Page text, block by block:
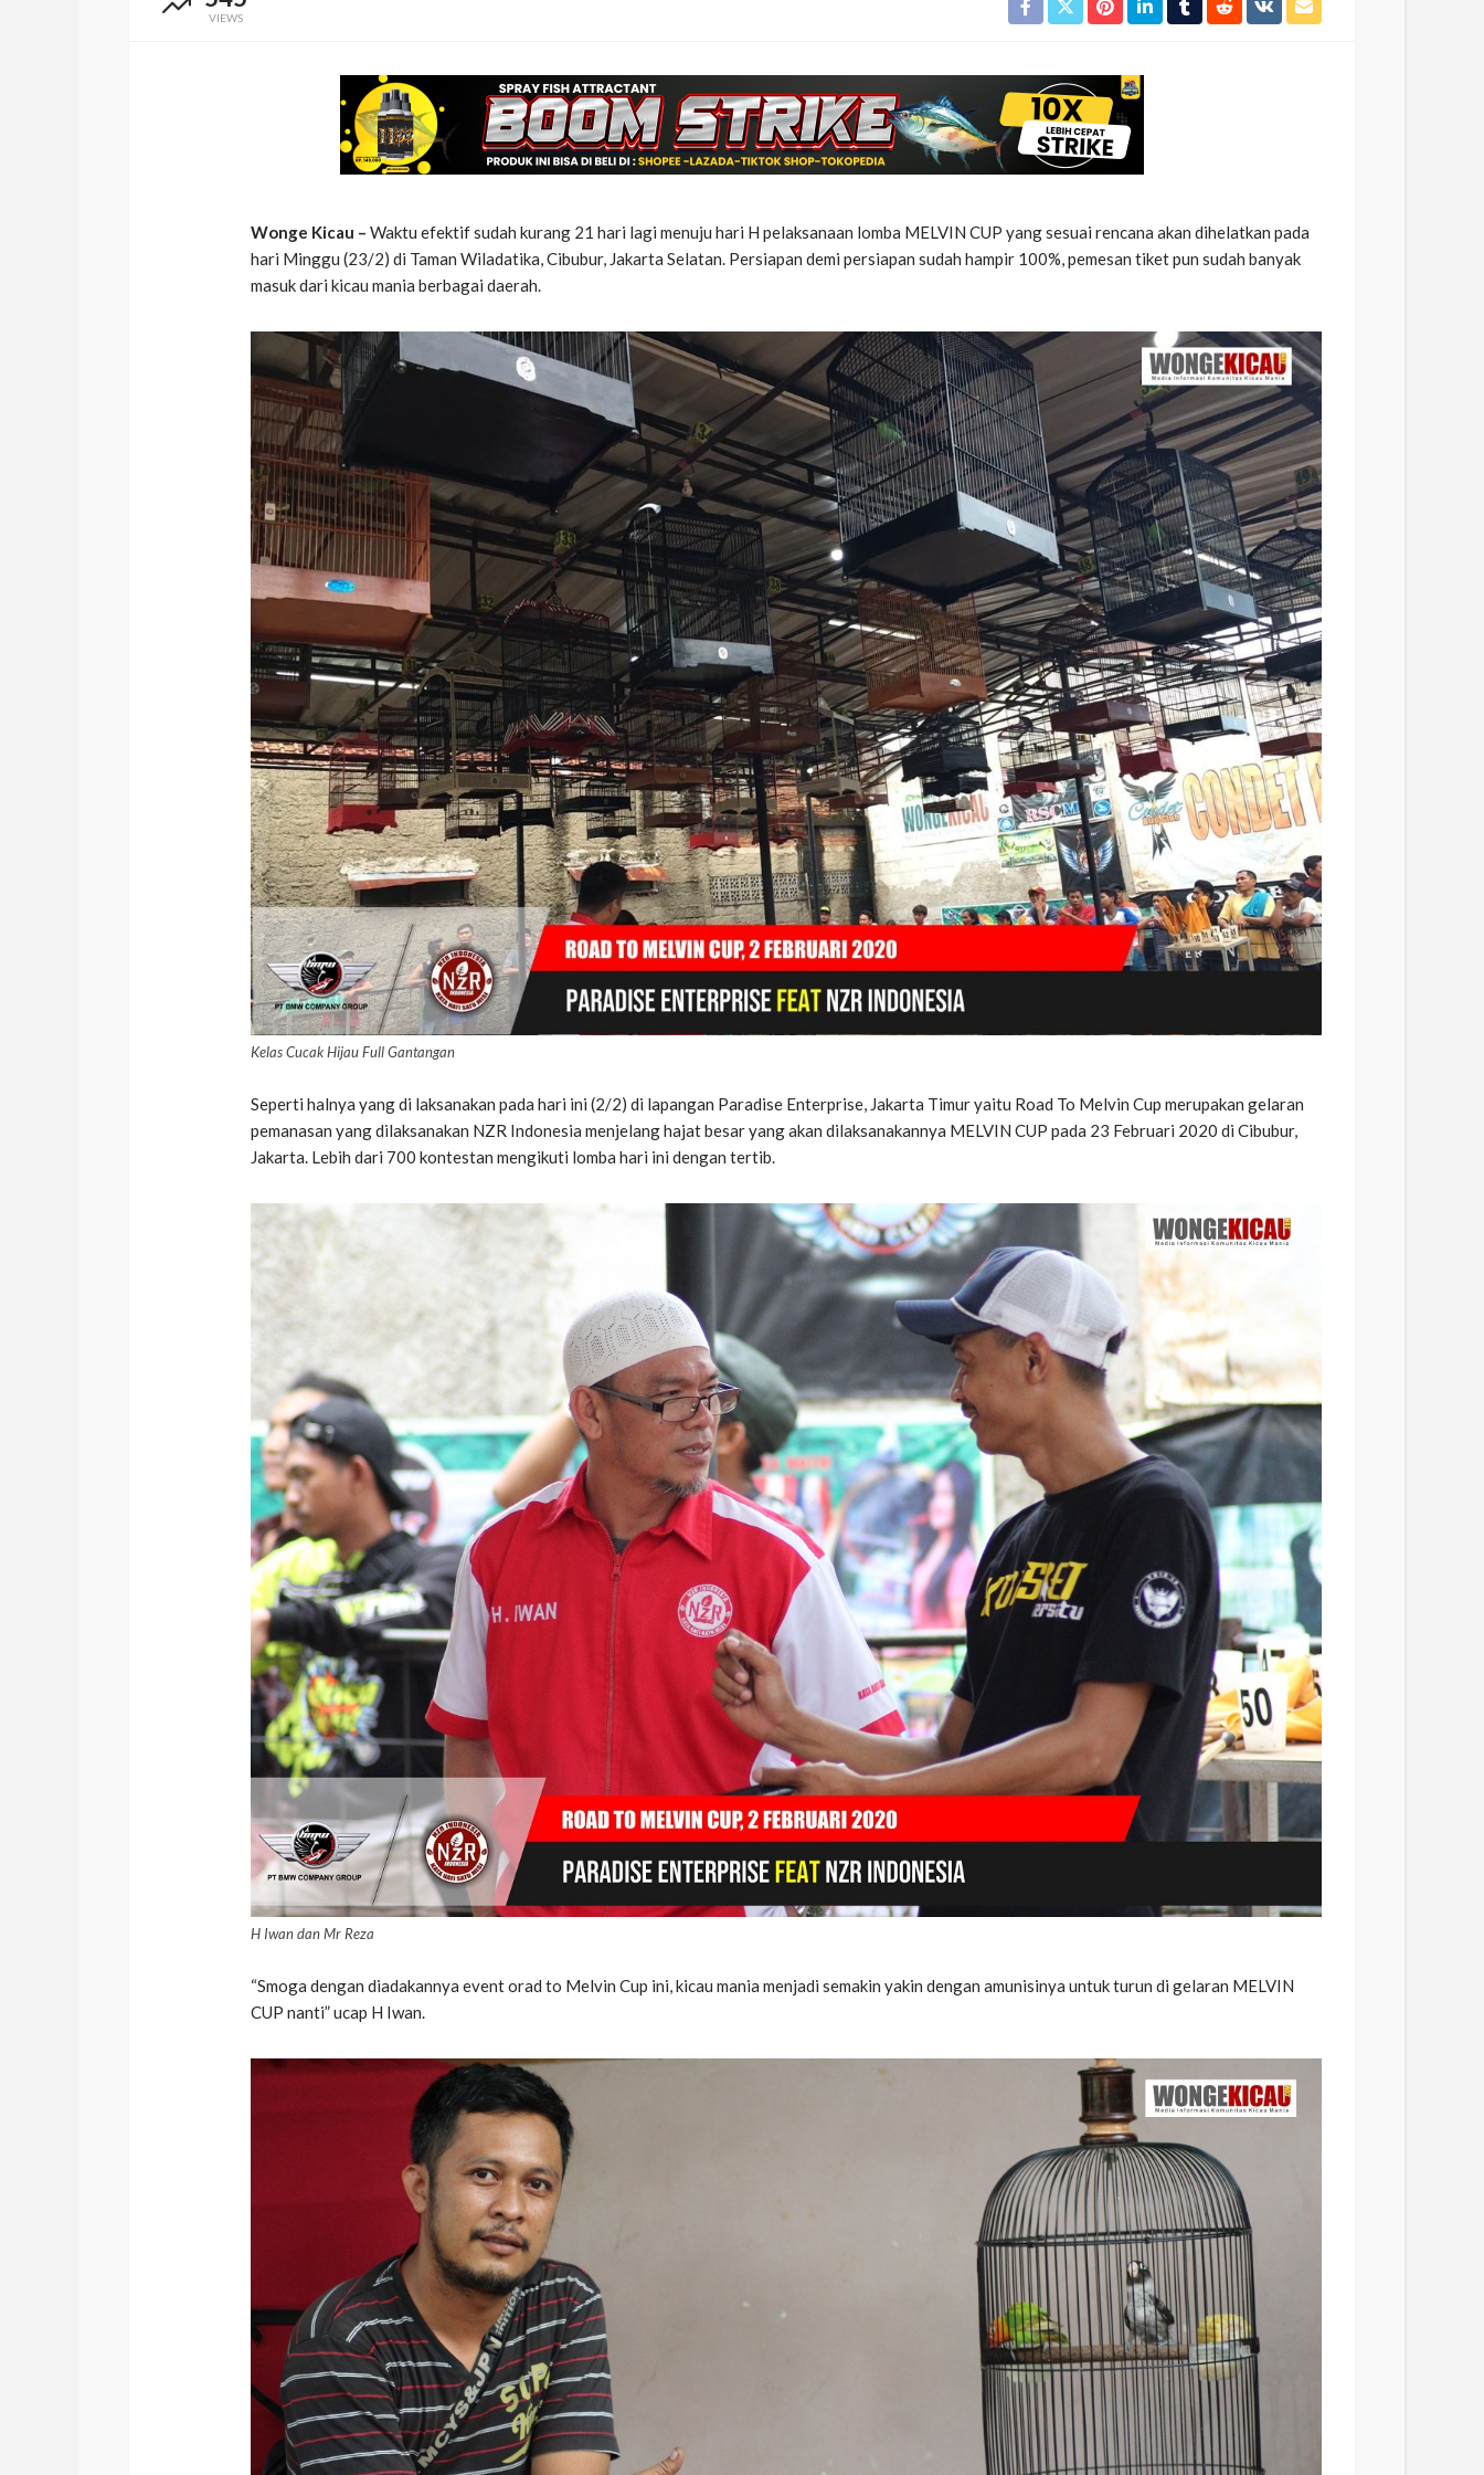
VIEWS
Wonge Kicau – Waktu efektif sudah kurang 21 hari lagi menuju hari H pelaksanaan lomba MELVIN CUP yang sesuai rencana akan dihelatkan pada
hari Minggu (23/2) di Taman Wiladatika, Cibubur, Jakarta Selatan. Persiapan demi persiapan sudah hampir 100%, pemesan tiket pun sudah banyak
masuk dari kicau mania berbagai daerah.
Kelas Cucak Hijau Full Gantangan
Seperti halnya yang di laksanakan pada hari ini (2/2) di lapangan Paradise Enterprise, Jakarta Timur yaitu Road To Melvin Cup merupakan gelaran
pemanasan yang dilaksanakan NZR Indonesia menjelang hajat besar yang akan dilaksanakannya MELVIN CUP pada 23 Februari 2020 di Cibubur,
Jakarta. Lebih dari 700 kontestan mengikuti lomba hari ini dengan tertib.
H Iwan dan Mr Reza
“Smoga dengan diadakannya event orad to Melvin Cup ini, kicau mania menjadi semakin yakin dengan amunisinya untuk turun di gelaran MELVIN
CUP nanti” ucap H Iwan.